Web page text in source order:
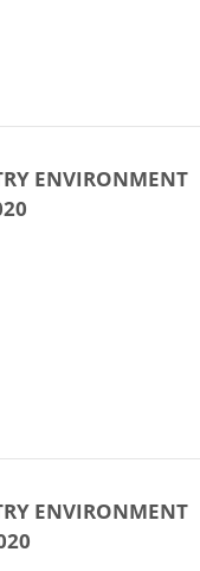
ENVIRONMENT
ENVIRONMENT